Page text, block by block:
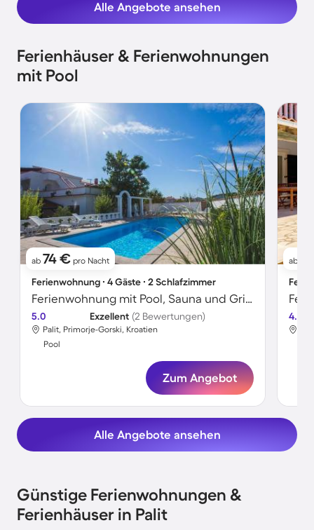
Alle Angebote ansehen
Ferienhäuser & Ferienwohnungen
mit Pool
ab 74 € pro Nacht
Ferienwohnung ∙ 4 Gäste ∙ 2 Schlafzimmer
Ferienwohnung mit Pool, Sauna und Grill | Naturblick
5.0 Exzellent (2 Bewertungen)
Palit, Primorje-Gorski, Kroatien
Pool
Zum Angebot
ab
4.5
Alle Angebote ansehen
Günstige Ferienwohnungen &
Ferienhäuser in Palit